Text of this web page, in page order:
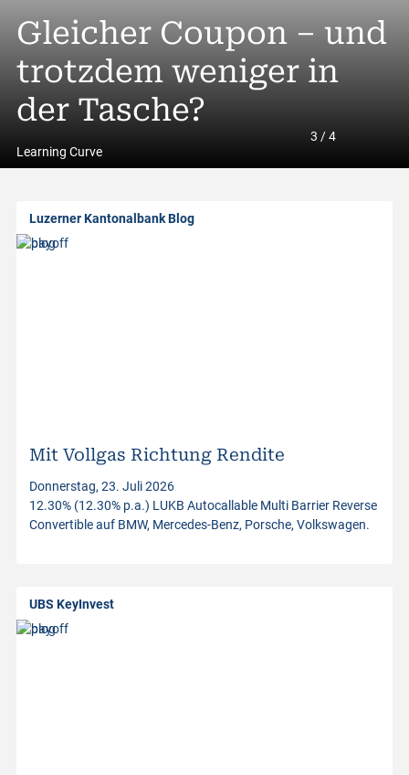
A
l
l
a
o
s
Rendite entsteht
im Detail
Gleicher Coupon – und
trotzdem weniger in
der Tasche?
Learning Curve
Idee»: Lonza
ist (doch) gut
3 /4
Luzerner Kantonalbank Blog
Mit Vollgas Richtung Rendite
Donnerstag, 23. Juli 2026
12.30% (12.30% p.a.) LUKB Autocallable Multi Barrier Reverse
Convertible auf BMW, Mercedes-Benz, Porsche, Volkswagen.
UBS KeyInvest